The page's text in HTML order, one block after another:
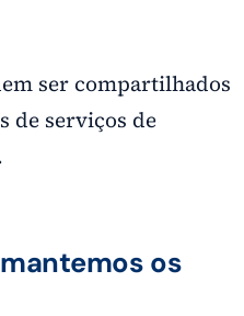
ser compartilhados
de serviços de
os